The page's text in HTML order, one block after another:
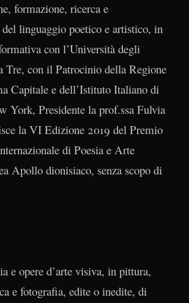
formazione, ricerca e
linguaggio poetico e artistico, in
con l’Università degli
Tre, con il Patrocinio della Regione
Capitale e dell’Istituto Italiano di
York, Presidente la prof.ssa Fulvia
la VI Edizione 2019 del Premio
di Poesia e Arte
Apollo dionisiaco, senza scopo di
e opere d’arte visiva, in pittura,
e fotografia, edite o inedite, di